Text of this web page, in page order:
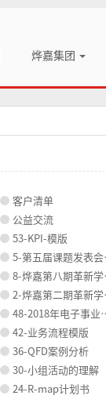
烨嘉集团
客户清单
公益交流
53-KPI-模版
5-第五届课题发表会资料
8-烨嘉第八期革新学校活动资料
2-烨嘉第二期革新学校活动资料
48-2018年电子事业部部门战略规划模板
42-业务流程模版
36-QFD案例分析
30-小组活动的理解
24-R-map计划书